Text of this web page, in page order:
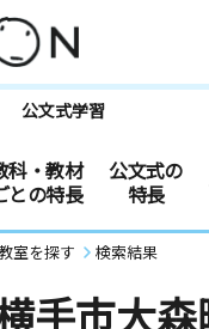
公文式学習
科・教材
との特長
公文式の
特長
室を探す 検索結果
手市大